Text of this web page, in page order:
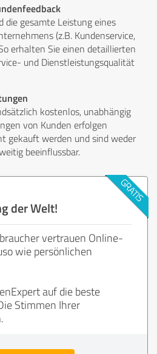
die gesamte Leistung eines
(z.B. Kundenservice,
erhalten Sie einen detaillierten
und Dienstleistungsqualität
kostenlos, unabhängig
von Kunden erfolgen
gekauft werden und sind weder
beeinflussbar.
der Welt!
vertrauen Online-
wie persönlichen
auf die beste
Stimmen Ihrer